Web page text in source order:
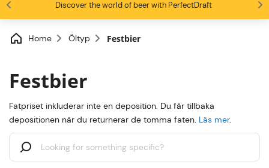
Discover the world of beer with PerfectDraft
Ölentusiaster älskar oss 4.4/5
Home Öltyp Festbier
Festbier
Fatpriset inkluderar inte en deposition. Du får tillbaka
depositionen när du returnerar de tomma faten. Läs mer.